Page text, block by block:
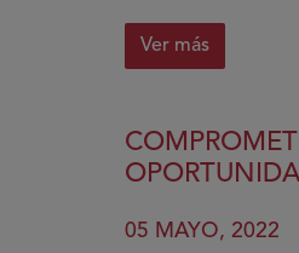
Ver más
sobre
en
casa
de
05 MAYO, 2022